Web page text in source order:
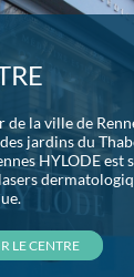
de la ville de
jardins du
HYLODE est
LE CENTRE